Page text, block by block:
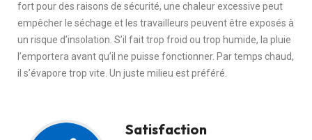
fort pour des raisons de sécurité, une chaleur excessive peut
empêcher le séchage et les travailleurs peuvent être exposés à
un risque d’insolation. S’il fait trop froid ou trop humide, la pluie
l’emportera avant qu’il ne puisse fonctionner. Par temps chaud,
il s’évapore trop vite. Un juste milieu est préféré.
Satisfaction